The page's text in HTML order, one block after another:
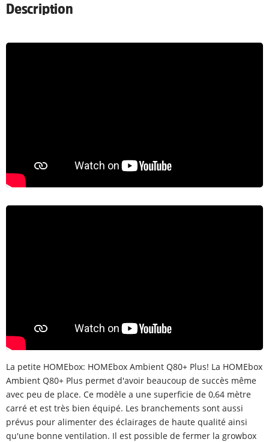
Description
La petite HOMEbox: HOMEbox Ambient Q80+ Plus! La HOMEbox
Ambient Q80+ Plus permet d'avoir beaucoup de succès même
avec peu de place. Ce modèle a une superficie de 0,64 mètre
carré et est très bien équipé. Les branchements sont aussi
prévus pour alimenter des éclairages de haute qualité ainsi
qu'une bonne ventilation. Il est possible de fermer la growbox